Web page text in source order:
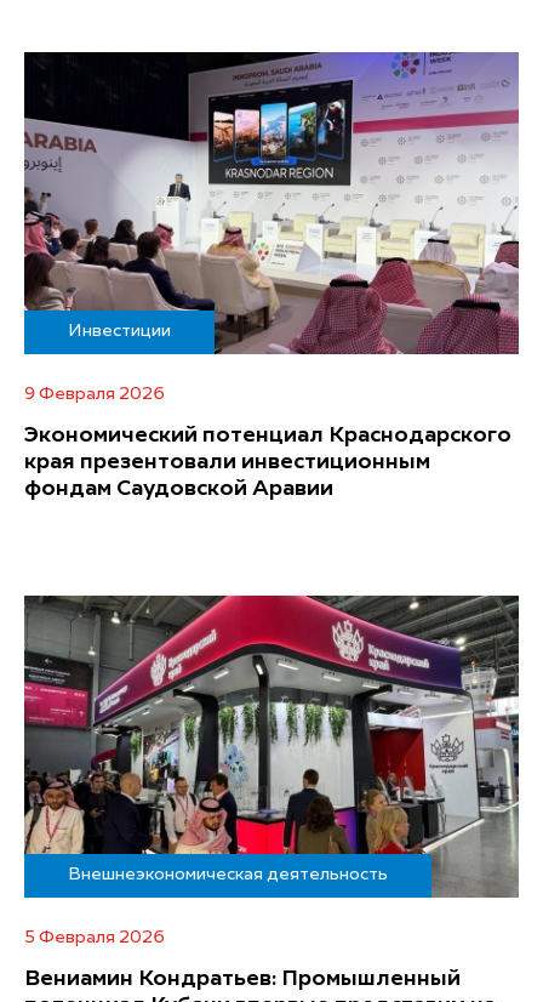
Инвестиции
9 Февраля 2026
Экономический потенциал Краснодарского
края презентовали инвестиционным
фондам Саудовской Аравии
Внешнеэкономическая деятельность
5 Февраля 2026
Вениамин Кондратьев: Промышленный